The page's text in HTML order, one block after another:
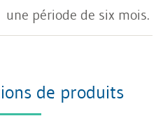
une période de six mois.
de produits